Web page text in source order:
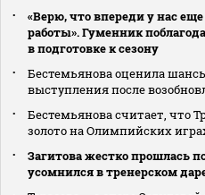
«Верю, что впереди у нас
работы». Гуменник
в подготовке к сезону
Бестемьянова оценила
выступления после
Бестемьянова считает, что
золото на Олимпийских
Загитова жестко прошлась
усомнился в тренерском